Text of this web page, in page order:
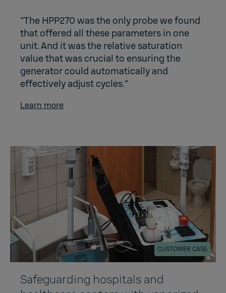
“The HPP270 was the only probe we found
that offered all these parameters in one
unit. And it was the relative saturation
value that was crucial to ensuring the
generator could automatically and
effectively adjust cycles.”
Learn more
CUSTOMER CASE
Safeguarding hospitals and